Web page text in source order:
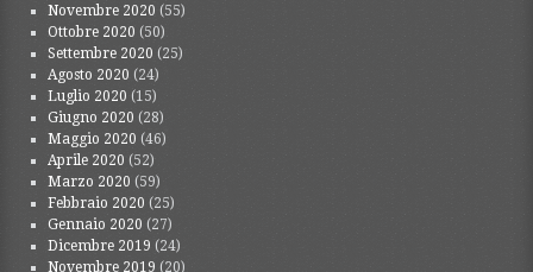
Novembre 2020 (55)
Ottobre 2020 (50)
Settembre 2020 (25)
Agosto 2020 (24)
Luglio 2020 (15)
Giugno 2020 (28)
Maggio 2020 (46)
Aprile 2020 (52)
Marzo 2020 (59)
Febbraio 2020 (25)
Gennaio 2020 (27)
Dicembre 2019 (24)
Novembre 2019 (20)